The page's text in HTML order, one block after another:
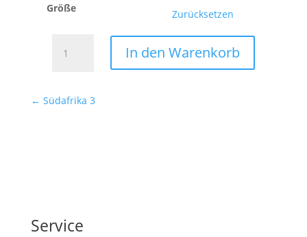
Größe Zurücksetzen
In den Warenkorb
← Südafrika 3
Service